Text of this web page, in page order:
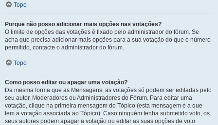
Topo
Porque não posso adicionar mais opções nas votações?
O limite de opções das votações é fixado pelo administrador do fórum. Se
acha que precisa adicionar mais opções para a sua votação do que o número
permitido, contacte o administrador do fórum.
Topo
Como posso editar ou apagar uma votação?
Da mesma forma que as Mensagens, as votações só podem ser editadas pelo
seu autor, Moderadores ou Administradores do Fórum. Para editar uma
votação, clique na primeira mensagem do Tópico (esta mensagem é a que
tem a votação associada ao Tópico). Caso ninguém tenha submetido voto, os
seus autores podem apagar a votação ou editar as suas opções de voto.